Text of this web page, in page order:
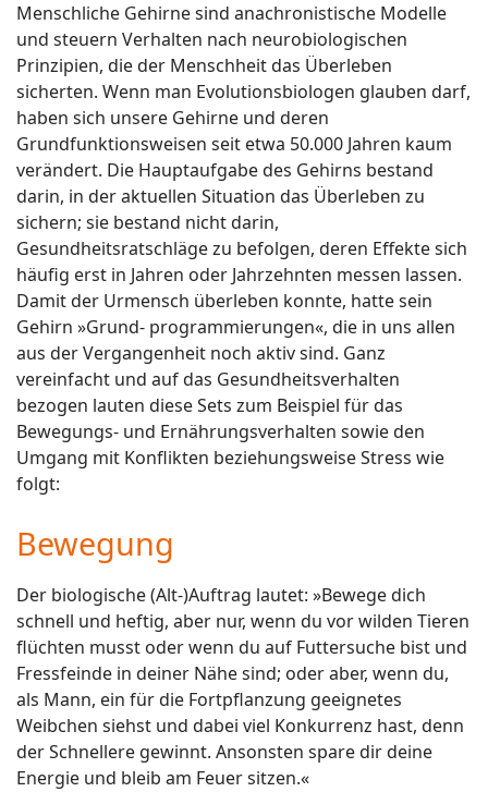
Menschliche Gehirne sind anachronistische Modelle
und steuern Verhalten nach neurobiologischen
Prinzipien, die der Menschheit das Überleben
sicherten. Wenn man Evolutionsbiologen glauben darf,
haben sich unsere Gehirne und deren
Grundfunktionsweisen seit etwa 50.000 Jahren kaum
verändert. Die Hauptaufgabe des Gehirns bestand
darin, in der aktuellen Situation das Überleben zu
sichern; sie bestand nicht darin,
Gesundheitsratschläge zu befolgen, deren Effekte sich
häufig erst in Jahren oder Jahrzehnten messen lassen.
Damit der Urmensch überleben konnte, hatte sein
Gehirn »Grund- programmierungen«, die in uns allen
aus der Vergangenheit noch aktiv sind. Ganz
vereinfacht und auf das Gesundheitsverhalten
bezogen lauten diese Sets zum Beispiel für das
Bewegungs- und Ernährungsverhalten sowie den
Umgang mit Konflikten beziehungsweise Stress wie
folgt:
Bewegung
Der biologische (Alt-)Auftrag lautet: »Bewege dich
schnell und heftig, aber nur, wenn du vor wilden Tieren
flüchten musst oder wenn du auf Futtersuche bist und
Fressfeinde in deiner Nähe sind; oder aber, wenn du,
als Mann, ein für die Fortpflanzung geeignetes
Weibchen siehst und dabei viel Konkurrenz hast, denn
der Schnellere gewinnt. Ansonsten spare dir deine
Energie und bleib am Feuer sitzen.«